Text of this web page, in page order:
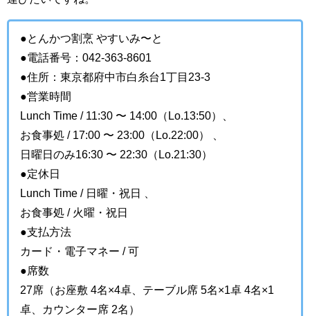
●とんかつ割烹 やすいみ〜と
●電話番号：042-363-8601
●住所：東京都府中市白糸台1丁目23-3
●営業時間
Lunch Time / 11:30 〜 14:00（Lo.13:50）、
お食事処 / 17:00 〜 23:00（Lo.22:00） 、
日曜日のみ16:30 〜 22:30（Lo.21:30）
●定休日
Lunch Time / 日曜・祝日 、
お食事処 / 火曜・祝日
●支払方法
カード・電子マネー / 可
●席数
27席（お座敷 4名×4卓、テーブル席 5名×1卓 4名×1
卓、カウンター席 2名）